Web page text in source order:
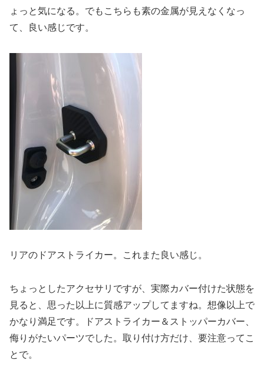
ょっと気になる。でもこちらも素の金属が見えなくなっ
て、良い感じです。
リアのドアストライカー。これまた良い感じ。
ちょっとしたアクセサリですが、実際カバー付けた状態を
見ると、思った以上に質感アップしてますね。想像以上で
かなり満足です。ドアストライカー＆ストッパーカバー、
侮りがたいパーツでした。取り付け方だけ、要注意ってこ
とで。